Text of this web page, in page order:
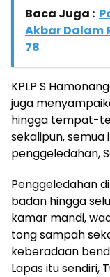
Baca Juga :
Akbar Dalam
78
KPLP S
juga
hingga tempat-
sekalipun,
penggeledahan,
Penggeledahan
badan hingga
kamar mandi,
tong sampah
keberadaan
Lapas itu sendiri,